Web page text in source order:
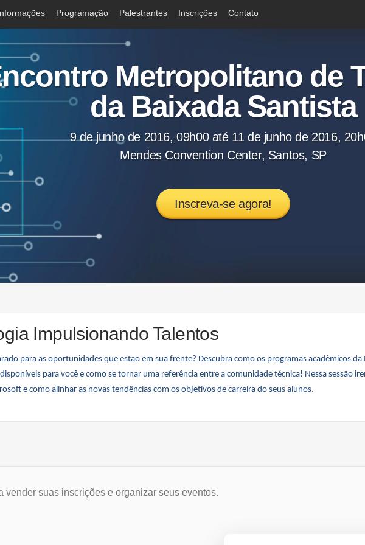
Programação Palestrantes Inscrições Contato
Metropolitano de
da Baixada Santista
9 de junho de 2016, 09h00 até 11 de junho de 2016,
Mendes Convention Center, Santos, SP
Inscreva-se agora!
Impulsionando Talentos
para as oportunidades que estão em sua frente? Descubra como os programas acadêmicos
para você e como se tornar uma referência entre a comunidade técnica! Nessa sessão
e como alinhar as novas tendências com os objetivos de carreira do seus alunos.
vender suas inscrições e organizar seus eventos.